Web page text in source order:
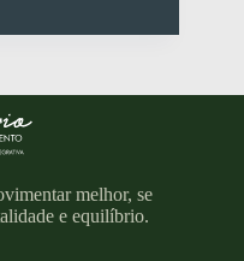
melhor, se
e equilíbrio.